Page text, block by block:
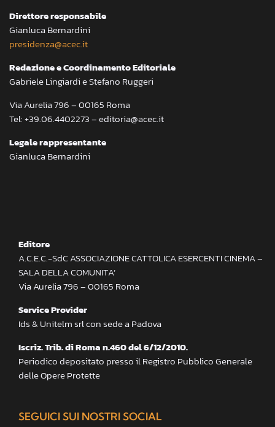
Direttore responsabile
Gianluca Bernardini
presidenza@acec.it
Redazione e Coordinamento Editoriale
Gabriele Lingiardi e Stefano Ruggeri
Via Aurelia 796 – 00165 Roma
Tel: +39.06.4402273 – editoria@acec.it
Legale rappresentante
Gianluca Bernardini
Editore
A.C.E.C.-SdC ASSOCIAZIONE CATTOLICA ESERCENTI CINEMA –
SALA DELLA COMUNITA’
Via Aurelia 796 – 00165 Roma
Service Provider
Ids & Unitelm srl con sede a Padova
Iscriz. Trib. di Roma n.460 del 6/12/2010.
Periodico depositato presso il Registro Pubblico Generale
delle Opere Protette
SEGUICI SUI NOSTRI SOCIAL